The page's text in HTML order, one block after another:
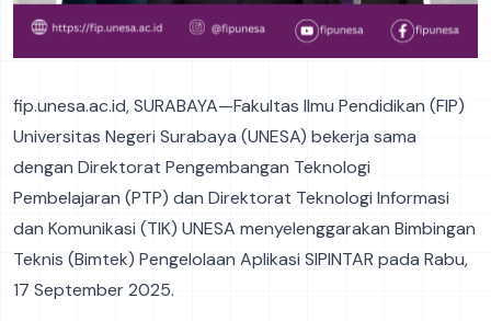
fip.unesa.ac.id, SURABAYA—Fakultas Ilmu Pendidikan (FIP)
Universitas Negeri Surabaya (UNESA) bekerja sama
dengan Direktorat Pengembangan Teknologi
Pembelajaran (PTP) dan Direktorat Teknologi Informasi
dan Komunikasi (TIK) UNESA menyelenggarakan Bimbingan
Teknis (Bimtek) Pengelolaan Aplikasi SIPINTAR pada Rabu,
17 September 2025.